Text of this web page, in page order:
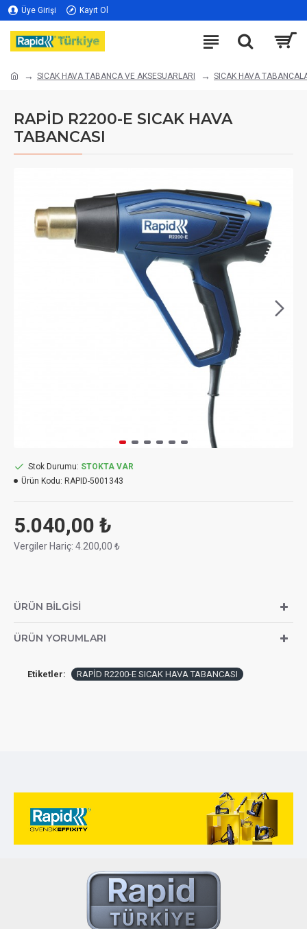
Üye Girişi Kayıt Ol
SICAK HAVA TABANCA VE AKSESUARLARI SICAK HAVA
RAPİD R2200-E SICAK HAVA
TABANCASI
5.040,00 ₺
Vergiler Hariç: 4.200,00 ₺
Stok Durumu: STOKTA VAR
Ürün Kodu: RAPID-5001343
ÜRÜN BILGISI
ÜRÜN YORUMLARI
Etiketler: RAPİD R2200-E SICAK HAVA TABANCASI